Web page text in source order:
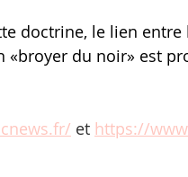
doctrine, le lien
«broyer du noir» est
et https://